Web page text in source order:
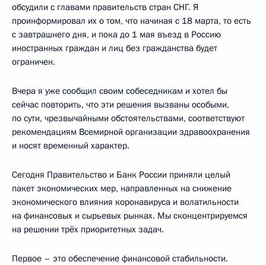
обсудили с главами правительств стран СНГ. Я
проинформировал их о том, что начиная с 18 марта, то есть
с завтрашнего дня, и пока до 1 мая въезд в Россию
иностранных граждан и лиц без гражданства будет
ограничен.
Вчера я уже сообщил своим собеседникам и хотел бы
сейчас повторить, что эти решения вызваны особыми,
по сути, чрезвычайными обстоятельствами, соответствуют
рекомендациям Всемирной организации здравоохранения
и носят временный характер.
Сегодня Правительство и Банк России приняли целый
пакет экономических мер, направленных на снижение
экономического влияния коронавируса и волатильности
на финансовых и сырьевых рынках. Мы сконцентрируемся
на решении трёх приоритетных задач.
Первое – это обеспечение финансовой стабильности.